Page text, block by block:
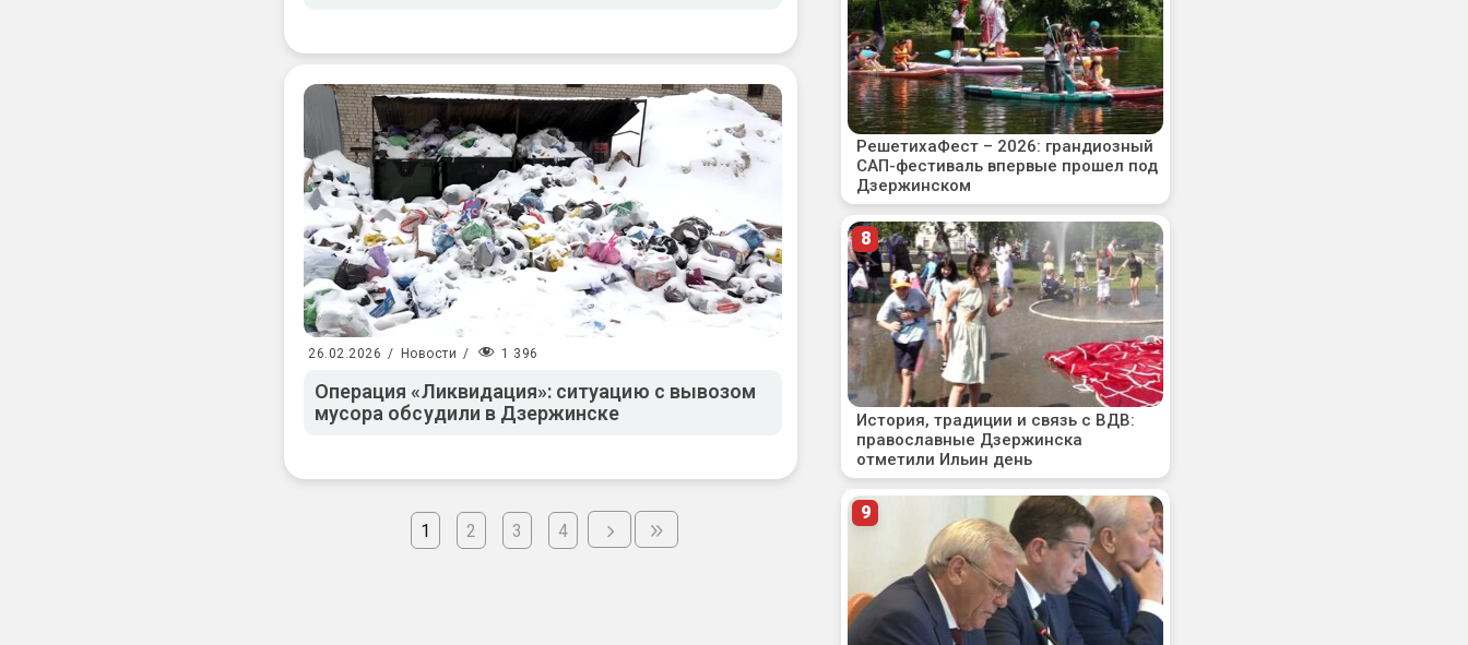
26.02.2026 / Новости / 1 396
Операция «Ликвидация»: ситуацию с вывозом
мусора обсудили в Дзержинске
1 2 3 4